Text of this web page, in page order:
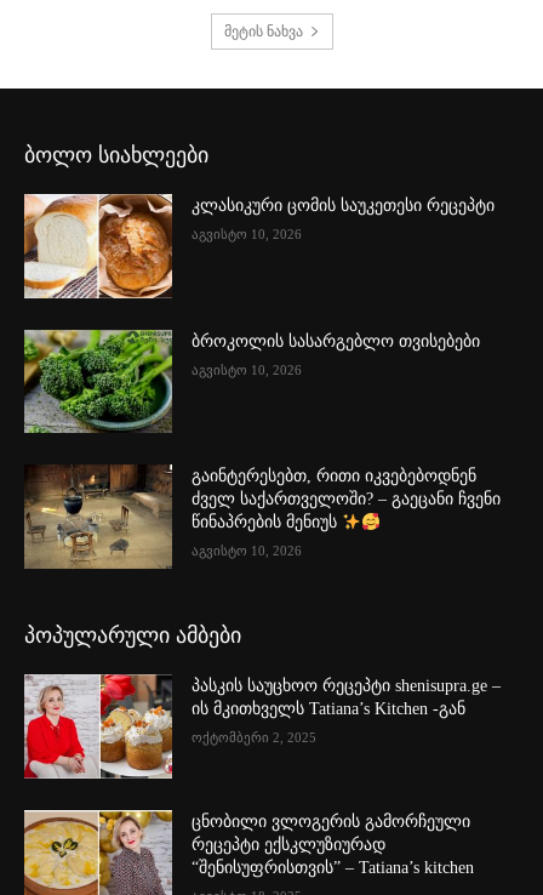
მეტის ნახვა
ბოლო სიახლეები
კლასიკური ცომის საუკეთესი რეცეპტი
აგვისტო 10, 2026
ბროკოლის სასარგებლო თვისებები
აგვისტო 10, 2026
გაინტერესებთ, რითი იკვებებოდნენ
ძველ საქართველოში? – გაეცანი ჩვენი
წინაპრების მენიუს
აგვისტო 10, 2026
პოპულარული ამბები
პასკის საუცხოო რეცეპტი shenisupra.ge –
ის მკითხველს Tatiana’s Kitchen -გან
ოქტომბერი 2, 2025
ცნობილი ვლოგერის გამორჩეული
რეცეპტი ექსკლუზიურად
“შენისუფრისთვის” – Tatiana’s kitchen